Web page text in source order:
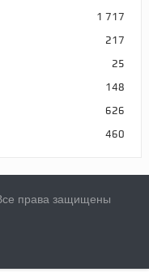
1 717
217
25
148
626
460
права защищены